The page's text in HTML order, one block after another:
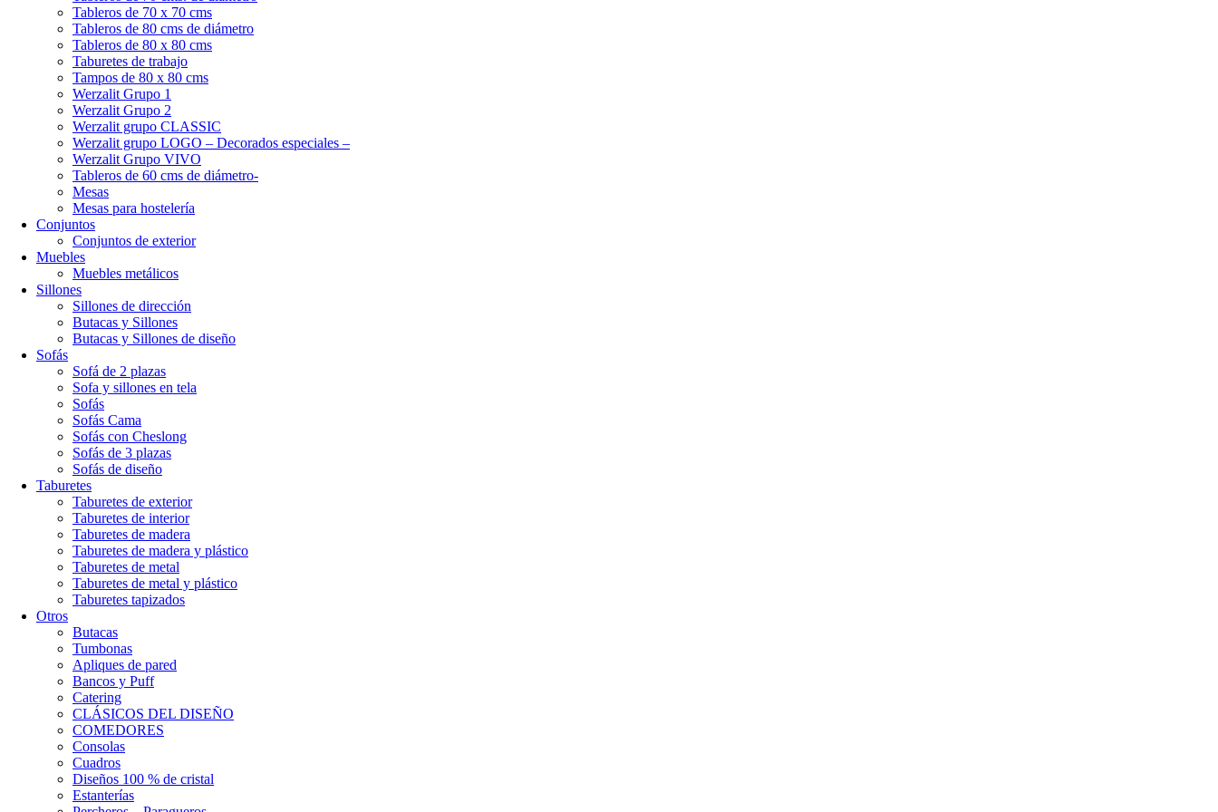
Tableros de 70 x 70 cms
Tableros de 80 cms de diámetro
Tableros de 80 x 80 cms
Taburetes de trabajo
Tampos de 80 x 80 cms
Werzalit Grupo 1
Werzalit Grupo 2
Werzalit grupo CLASSIC
Werzalit grupo LOGO – Decorados especiales –
Werzalit Grupo VIVO
Tableros de 60 cms de diámetro-
Mesas
Mesas para hostelería
Conjuntos
Conjuntos de exterior
Muebles
Muebles metálicos
Sillones
Sillones de dirección
Butacas y Sillones
Butacas y Sillones de diseño
Sofás
Sofá de 2 plazas
Sofa y sillones en tela
Sofás
Sofás Cama
Sofás con Cheslong
Sofás de 3 plazas
Sofás de diseño
Taburetes
Taburetes de exterior
Taburetes de interior
Taburetes de madera
Taburetes de madera y plástico
Taburetes de metal
Taburetes de metal y plástico
Taburetes tapizados
Otros
Butacas
Tumbonas
Apliques de pared
Bancos y Puff
Catering
CLÁSICOS DEL DISEÑO
COMEDORES
Consolas
Cuadros
Diseños 100 % de cristal
Estanterías